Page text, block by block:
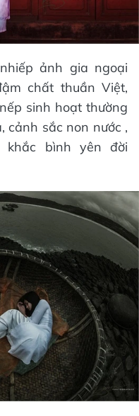
ảnh gia ngoại
chất thuần Việt,
sinh hoạt thường
cảnh sắc non nước ,
bình yên đời